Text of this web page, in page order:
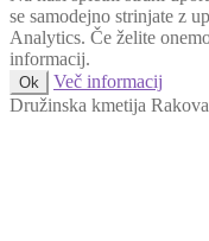
se samodejno strinjate z
Analytics. Če želite
informacij.
Ok
Več informacij
Družinska kmetija